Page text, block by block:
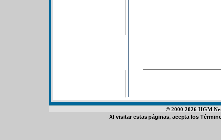
© 2000-2026 HGM
Al visitar estas páginas, acepta los